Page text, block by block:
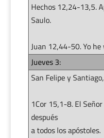
Hechos 12,24-13,5.
Saulo.
Juan 12,44-50. Yo
Jueves 3:
San Felipe y
1Cor 15,1-8. El
después
a todos los apóstoles.